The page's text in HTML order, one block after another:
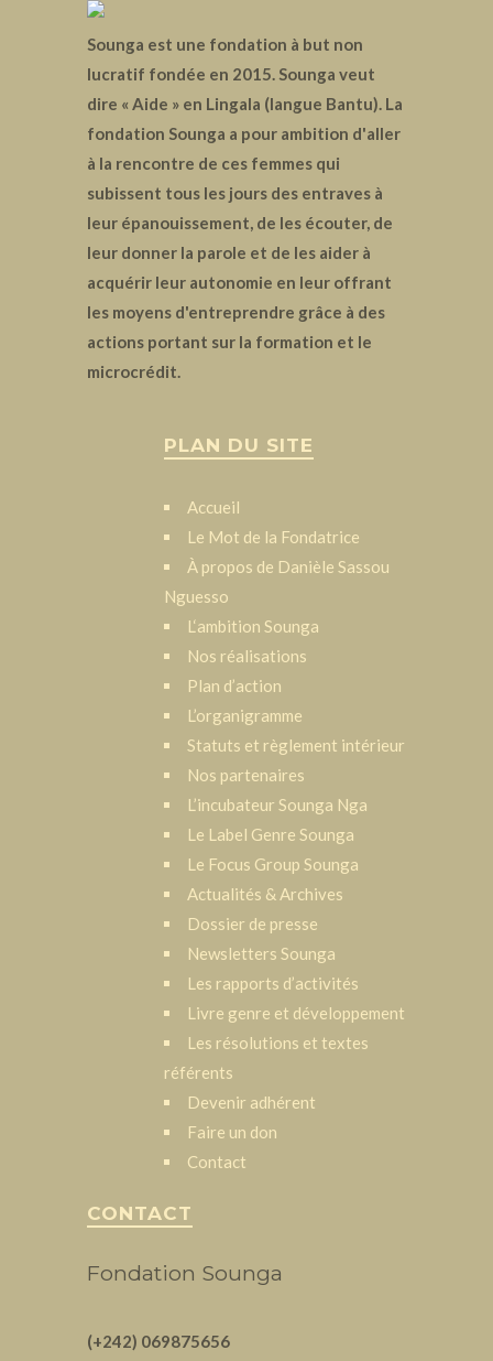
Sounga est une fondation à but non
lucratif fondée en 2015. Sounga veut
dire « Aide » en Lingala (langue Bantu). La
fondation Sounga a pour ambition d'aller
à la rencontre de ces femmes qui
subissent tous les jours des entraves à
leur épanouissement, de les écouter, de
leur donner la parole et de les aider à
acquérir leur autonomie en leur offrant
les moyens d'entreprendre grâce à des
actions portant sur la formation et le
microcrédit.
PLAN DU SITE
Accueil
Le Mot de la Fondatrice
À propos de Danièle Sassou
Nguesso
L‘ambition Sounga
Nos réalisations
Plan d’action
L’organigramme
Statuts et règlement intérieur
Nos partenaires
L’incubateur Sounga Nga
Le Label Genre Sounga
Le Focus Group Sounga
Actualités & Archives
Dossier de presse
Newsletters Sounga
Les rapports d’activités
Livre genre et développement
Les résolutions et textes
référents
Devenir adhérent
Faire un don
Contact
CONTACT
Fondation Sounga
(+242) 069875656